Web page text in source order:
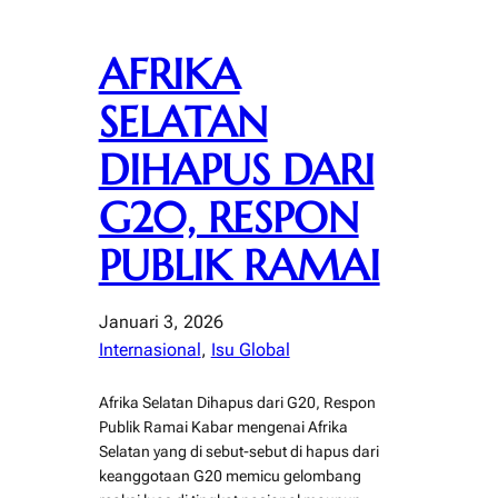
AFRIKA
SELATAN
DIHAPUS DARI
G20, RESPON
PUBLIK RAMAI
Januari 3, 2026
Internasional, Isu Global
Afrika Selatan Dihapus dari G20, Respon
Publik Ramai Kabar mengenai Afrika
Selatan yang di sebut-sebut di hapus dari
keanggotaan G20 memicu gelombang